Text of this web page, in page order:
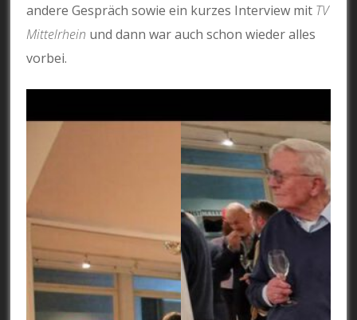
andere Gespräch sowie ein kurzes Interview mit TV
Mittelrhein und dann war auch schon wieder alles
vorbei.